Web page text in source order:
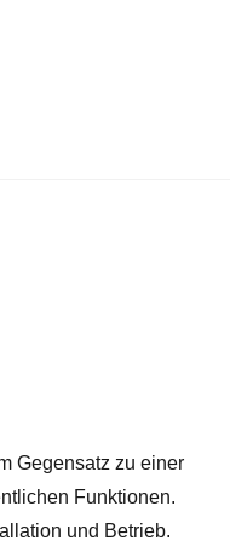
Gegensatz zu einer
Funktionen.
und Betrieb.